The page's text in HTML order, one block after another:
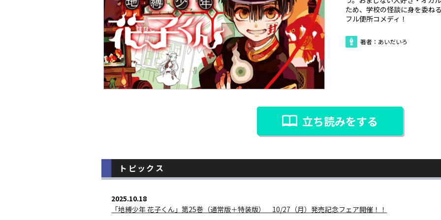
ため、学校の怪談に身を委ね
フル便所コメディ！
著者：あいだいろ
立ち読みをする
トピックス
2025.10.18
「地縛少年 花子くん」第25巻（通常版＋特装版） 10/27（月）発売記念フェア開催！！